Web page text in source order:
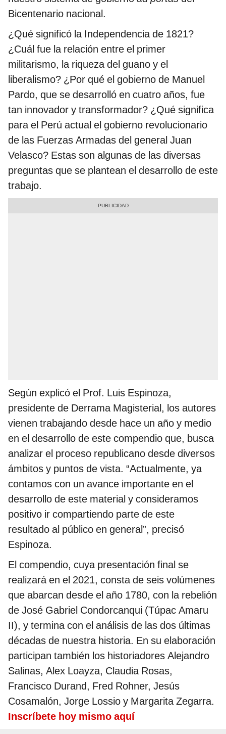
Bicentenario nacional.
¿Qué significó la Independencia de 1821?
¿Cuál fue la relación entre el primer
militarismo, la riqueza del guano y el
liberalismo? ¿Por qué el gobierno de Manuel
Pardo, que se desarrolló en cuatro años, fue
tan innovador y transformador? ¿Qué significa
para el Perú actual el gobierno revolucionario
de las Fuerzas Armadas del general Juan
Velasco? Estas son algunas de las diversas
preguntas que se plantean el desarrollo de este
trabajo.
Según explicó el Prof. Luis Espinoza,
presidente de Derrama Magisterial, los autores
vienen trabajando desde hace un año y medio
en el desarrollo de este compendio que, busca
analizar el proceso republicano desde diversos
ámbitos y puntos de vista. “Actualmente, ya
contamos con un avance importante en el
desarrollo de este material y consideramos
positivo ir compartiendo parte de este
resultado al público en general”, precisó
Espinoza.
El compendio, cuya presentación final se
realizará en el 2021, consta de seis volúmenes
que abarcan desde el año 1780, con la rebelión
de José Gabriel Condorcanqui (Túpac Amaru
II), y termina con el análisis de las dos últimas
décadas de nuestra historia. En su elaboración
participan también los historiadores Alejandro
Salinas, Alex Loayza, Claudia Rosas,
Francisco Durand, Fred Rohner, Jesús
Cosamalón, Jorge Lossio y Margarita Zegarra.
Inscríbete hoy mismo aquí